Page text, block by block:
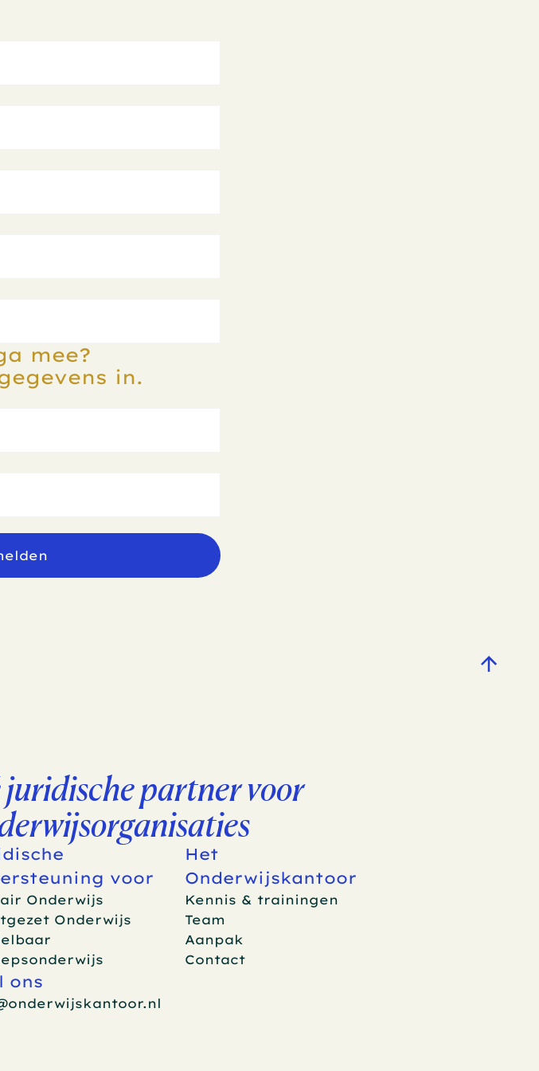
mee?
in.
juridische partner voor
voor
Onderwijs
Onderwijs
Het
Onderwijskantoor
Kennis & trainingen
Team
Aanpak
Contact
ons